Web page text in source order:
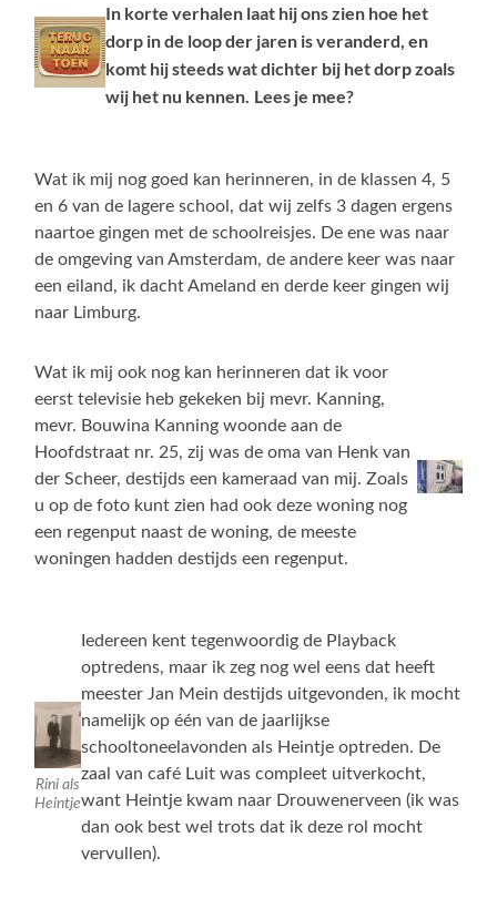
In korte verhalen laat hij ons zien hoe het
dorp in de loop der jaren is veranderd, en
komt hij steeds wat dichter bij het dorp zoals
wij het nu kennen. Lees je mee?
Wat ik mij nog goed kan herinneren, in de klassen 4, 5
en 6 van de lagere school, dat wij zelfs 3 dagen ergens
naartoe gingen met de schoolreisjes. De ene was naar
de omgeving van Amsterdam, de andere keer was naar
een eiland, ik dacht Ameland en derde keer gingen wij
naar Limburg.
Wat ik mij ook nog kan herinneren dat ik voor
eerst televisie heb gekeken bij mevr. Kanning,
mevr. Bouwina Kanning woonde aan de
Hoofdstraat nr. 25, zij was de oma van Henk van
der Scheer, destijds een kameraad van mij. Zoals
u op de foto kunt zien had ook deze woning nog
een regenput naast de woning, de meeste
woningen hadden destijds een regenput.
Rini als
Heintje
Iedereen kent tegenwoordig de Playback
optredens, maar ik zeg nog wel eens dat heeft
meester Jan Mein destijds uitgevonden, ik mocht
namelijk op één van de jaarlijkse
schooltoneelavonden als Heintje optreden. De
zaal van café Luit was compleet uitverkocht,
want Heintje kwam naar Drouwenerveen (ik was
dan ook best wel trots dat ik deze rol mocht
vervullen).